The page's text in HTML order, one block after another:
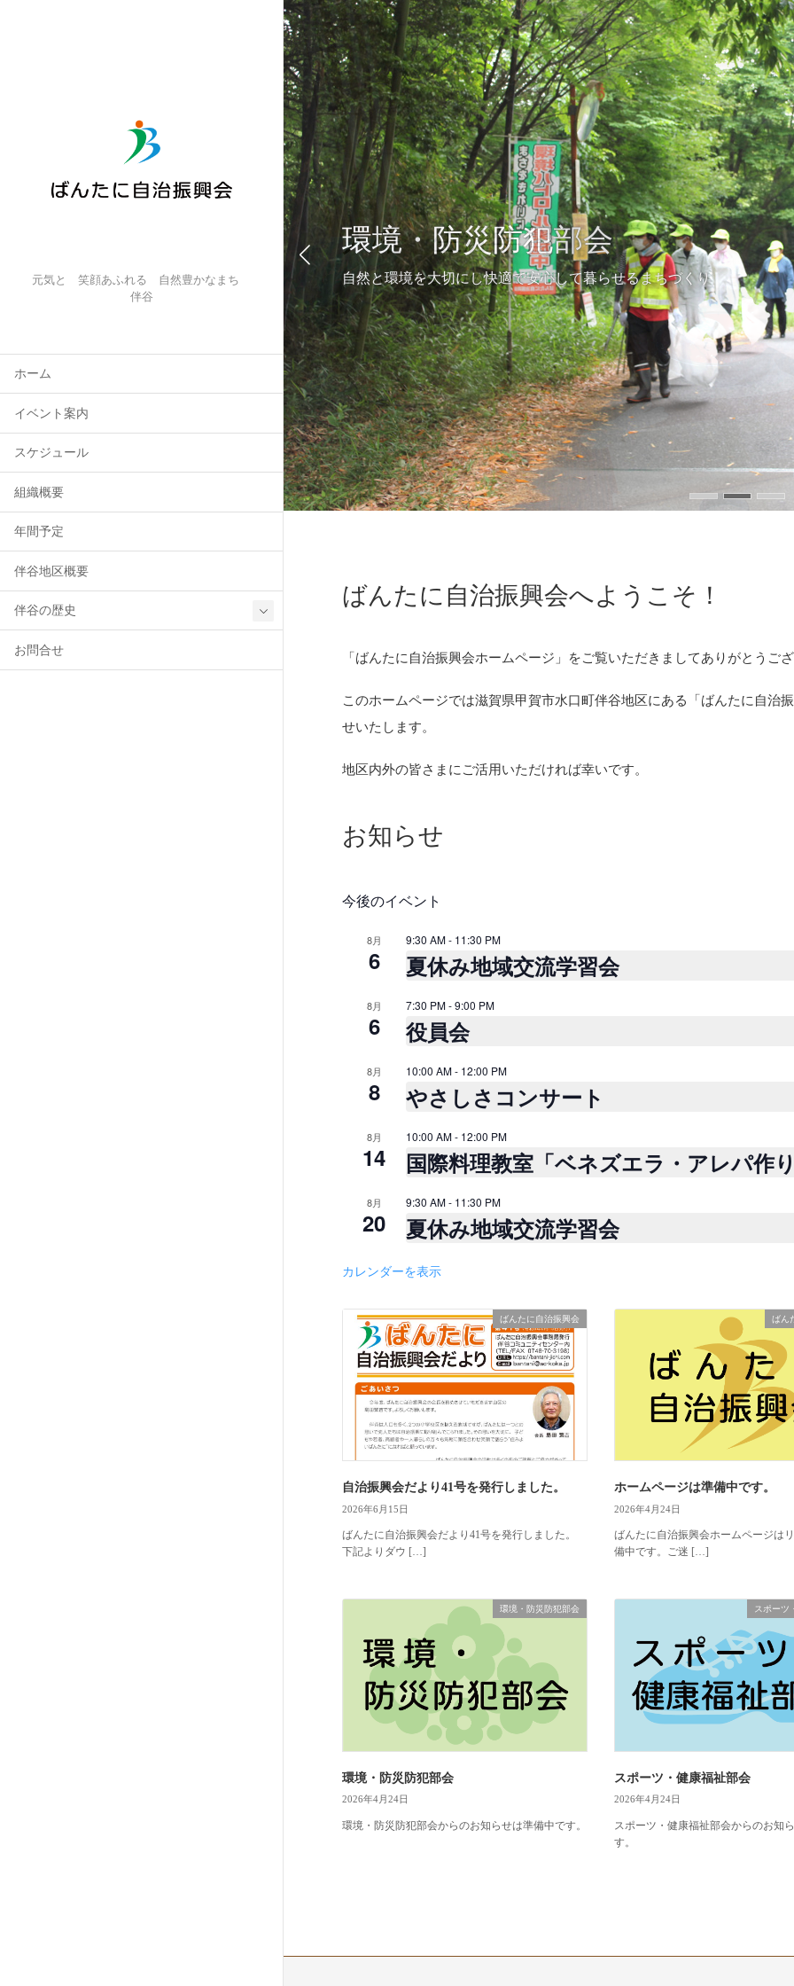
元気と 笑顔あふれる 自然豊かなまち
伴谷
ホーム
イベント案内
スケジュール
組織概要
年間予定
伴谷地区概要
伴谷の歴史
お問合せ
人権・生涯学習部会
ぬくもりとつながりのあるまちづくり
環境・防災防犯部会
自然と環境を大切にし快適で安心して暮らせるまちづくり
スポーツ・健康
健康で活き生きと暮らし、からだと心豊
ばんたに自治振興会へようこそ！
「ばんたに自治振興会ホームページ」をご覧いただきましてありがとうご
このホームページでは滋賀県甲賀市水口町伴谷地区にある「ばんたに自治
せいたします。
地区内外の皆さまにご活用いただければ幸いです。
お知らせ
今後のイベント
8月
6
9:30 AM- 11:30 PM
夏休み地域交流学習会
8月
6
7:30 PM-9:00 PM
役員会
8月
8
10:00 AM- 12:00 PM
やさしさコンサート
8月
14
10:00 AM- 12:00 PM
国際料理教室「ベネズエラ・アレパ作
8月
20
9:30 AM- 11:30 PM
夏休み地域交流学習会
カレンダーを表示
ばんたに自治振興会
自治振興会だより41号を発行しました。
2026年6月15日
ばんたに自治振興会だより41号を発行しました。
下記よりダウ […]
ばん
ホームページは準備中です。
2026年4月24日
ばんたに自治振興会ホームページは
備中です。ご迷 […]
環境・防災防犯部会
環境・防災防犯部会
2026年4月24日
環境・防災防犯部会からのお知らせは準備中です。
スポーツ
スポーツ・健康福祉部会
2026年4月24日
スポーツ・健康福祉部会からのお知
す。